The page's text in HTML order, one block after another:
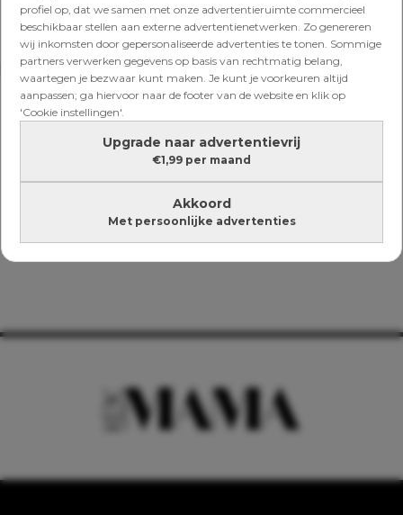
profiel op, dat we samen met onze advertentieruimte commercieel
beschikbaar stellen aan externe advertentienetwerken. Zo genereren
wij inkomsten door gepersonaliseerde advertenties te tonen. Sommige
partners verwerken gegevens op basis van rechtmatig belang,
waartegen je bezwaar kunt maken. Je kunt je voorkeuren altijd
aanpassen; ga hiervoor naar de footer van de website en klik op
'Cookie instellingen'.
Upgrade naar advertentievrij
€1,99 per maand
Akkoord
Met persoonlijke advertenties
Lees verder onder de advertentie